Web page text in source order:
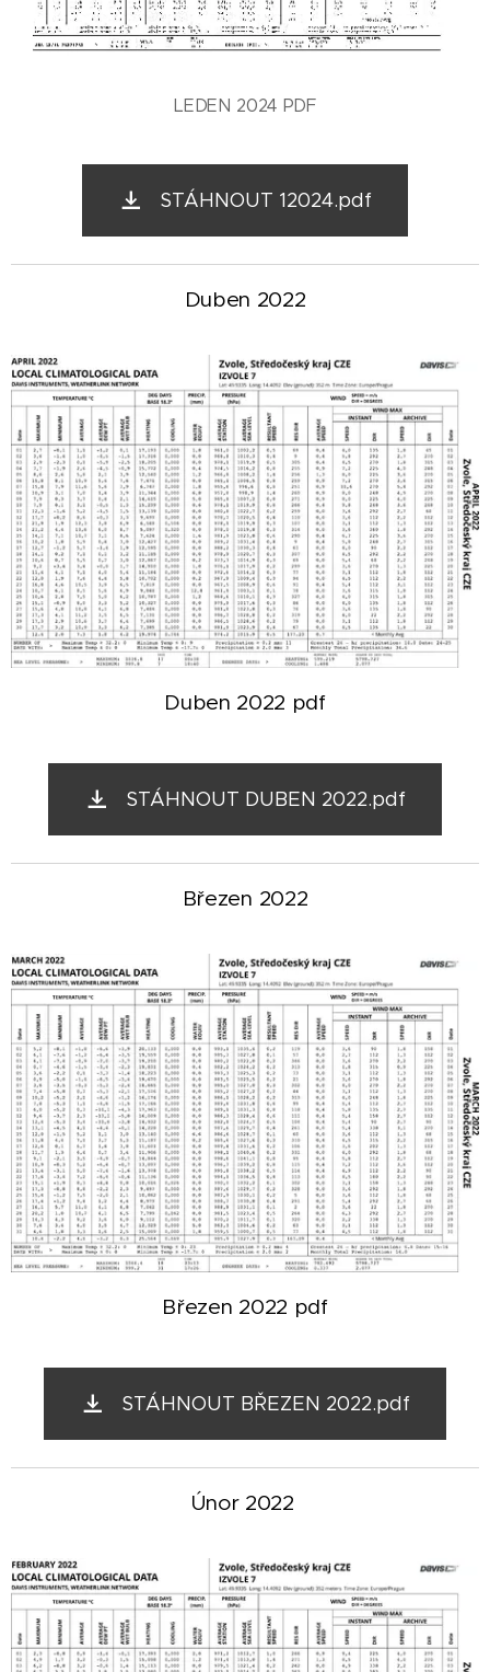
LEDEN 2024 PDF
STÁHNOUT 12024.pdf
Duben 2022
Duben 2022 pdf
STÁHNOUT DUBEN 2022.pdf
Březen 2022
Březen 2022 pdf
STÁHNOUT BŘEZEN 2022.pdf
Únor 2022